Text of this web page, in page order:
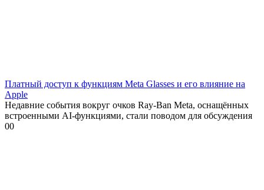
Платный доступ к функциям Meta Glasses и его влияние на
Apple
Недавние события вокруг очков Ray-Ban Meta, оснащённых
встроенными AI-функциями, стали поводом для обсуждения
00